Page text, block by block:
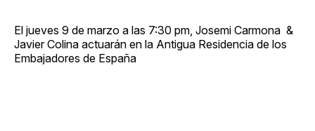
El jueves 9 de marzo a las 7:30 pm​, ​Josemi Carmona &
Javier Colina​ actuarán​ en la Antigua Residencia de los
Embajadores de España